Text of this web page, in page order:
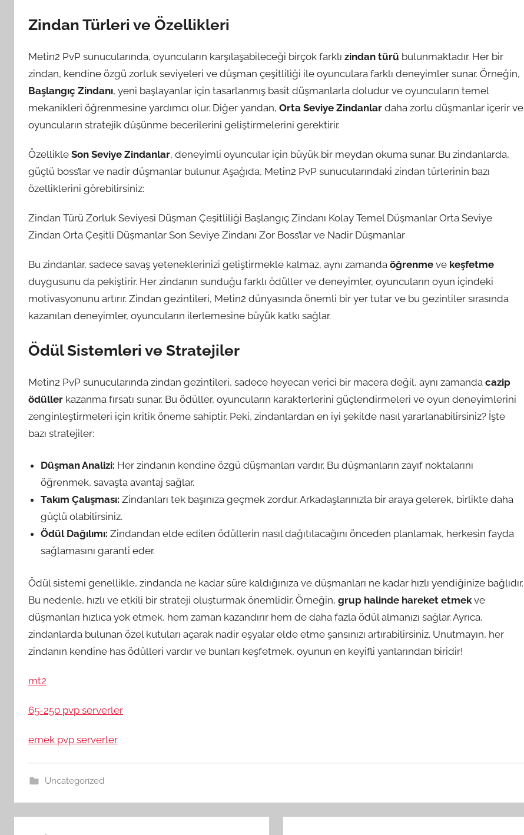
Zindan Türleri ve Özellikleri
Metin2 PvP sunucularında, oyuncuların karşılaşabileceği birçok farklı zindan türü bulunmaktadır. Her bir
zindan, kendine özgü zorluk seviyeleri ve düşman çeşitliliği ile oyunculara farklı deneyimler sunar. Örneğin,
Başlangıç Zindanı, yeni başlayanlar için tasarlanmış basit düşmanlarla doludur ve oyuncuların temel
mekanikleri öğrenmesine yardımcı olur. Diğer yandan, Orta Seviye Zindanlar daha zorlu düşmanlar içerir ve
oyuncuların stratejik düşünme becerilerini geliştirmelerini gerektirir.
Özellikle Son Seviye Zindanlar, deneyimli oyuncular için büyük bir meydan okuma sunar. Bu zindanlarda,
güçlü boss’lar ve nadir düşmanlar bulunur. Aşağıda, Metin2 PvP sunucularındaki zindan türlerinin bazı
özelliklerini görebilirsiniz:
Zindan Türü Zorluk Seviyesi Düşman Çeşitliliği Başlangıç Zindanı Kolay Temel Düşmanlar Orta Seviye
Zindan Orta Çeşitli Düşmanlar Son Seviye Zindanı Zor Boss’lar ve Nadir Düşmanlar
Bu zindanlar, sadece savaş yeteneklerinizi geliştirmekle kalmaz, aynı zamanda öğrenme ve keşfetme
duygusunu da pekiştirir. Her zindanın sunduğu farklı ödüller ve deneyimler, oyuncuların oyun içindeki
motivasyonunu artırır. Zindan gezintileri, Metin2 dünyasında önemli bir yer tutar ve bu gezintiler sırasında
kazanılan deneyimler, oyuncuların ilerlemesine büyük katkı sağlar.
Ödül Sistemleri ve Stratejiler
Metin2 PvP sunucularında zindan gezintileri, sadece heyecan verici bir macera değil, aynı zamanda cazip
ödüller kazanma fırsatı sunar. Bu ödüller, oyuncuların karakterlerini güçlendirmeleri ve oyun deneyimlerini
zenginleştirmeleri için kritik öneme sahiptir. Peki, zindanlardan en iyi şekilde nasıl yararlanabilirsiniz? İşte
bazı stratejiler:
Düşman Analizi: Her zindanın kendine özgü düşmanları vardır. Bu düşmanların zayıf noktalarını
öğrenmek, savaşta avantaj sağlar.
Takım Çalışması: Zindanları tek başınıza geçmek zordur. Arkadaşlarınızla bir araya gelerek, birlikte daha
güçlü olabilirsiniz.
Ödül Dağılımı: Zindandan elde edilen ödüllerin nasıl dağıtılacağını önceden planlamak, herkesin fayda
sağlamasını garanti eder.
Ödül sistemi genellikle, zindanda ne kadar süre kaldığınıza ve düşmanları ne kadar hızlı yendiğinize bağlıdır.
Bu nedenle, hızlı ve etkili bir strateji oluşturmak önemlidir. Örneğin, grup halinde hareket etmek ve
düşmanları hızlıca yok etmek, hem zaman kazandırır hem de daha fazla ödül almanızı sağlar. Ayrıca,
zindanlarda bulunan özel kutuları açarak nadir eşyalar elde etme şansınızı artırabilirsiniz. Unutmayın, her
zindanın kendine has ödülleri vardır ve bunları keşfetmek, oyunun en keyifli yanlarından biridir!
mt2
65-250 pvp serverler
emek pvp serverler
Uncategorized